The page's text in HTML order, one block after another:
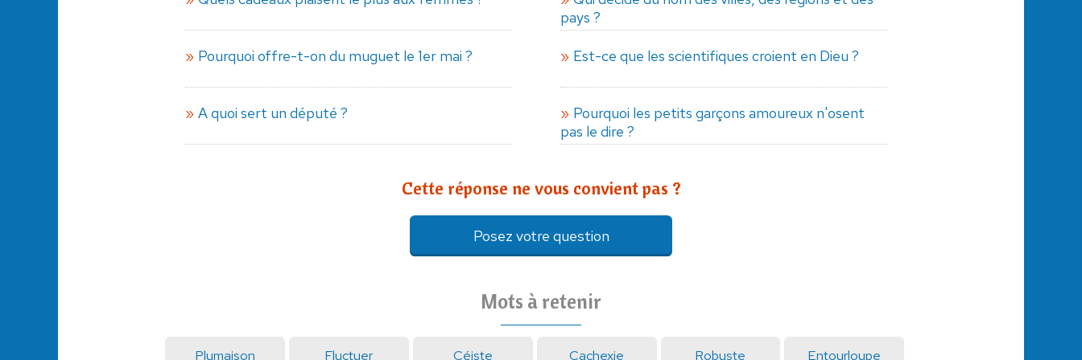
pays ?
Pourquoi offre-t-on du muguet le 1er mai ? Est-ce que les scientifiques croient en Dieu ?
A quoi sert un député ?
Pourquoi les petits garçons amoureux n'osent
pas le dire ?
Cette réponse ne vous convient pas ?
Posez votre question
Mots à retenir
Plumaison Fluctuer Céiste Cachexie Robuste Entourloupe